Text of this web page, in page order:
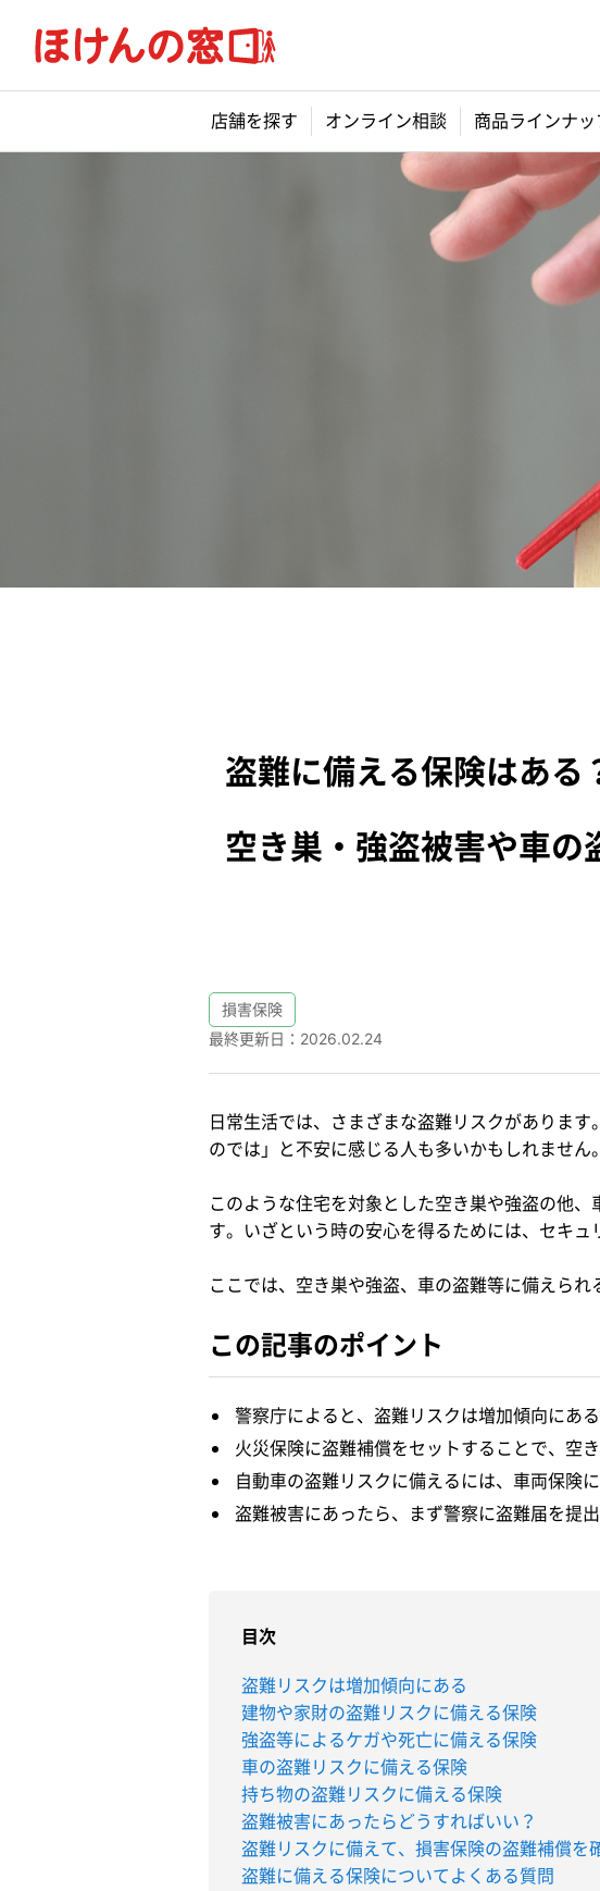
店舗を探す オンライン相談 商品ラインナッ
盗難に備える保険はある
空き巣・強盗被害や車の
損害保険
最終更新日： 2026.02.24
日常生活では、さまざまな盗難リスクがありま
のでは」と不安に感じる人も多いかもしれません。
このような住宅を対象とした空き巣や強盗の他
す。いざという時の安心を得るためには、セキ
ここでは、空き巣や強盗、車の盗難等に備えられ
この記事のポイント
警察庁によると、盗難リスクは増加傾向にある
火災保険に盗難補償をセットすることで、空
自動車の盗難リスクに備えるには、車両保険
盗難被害にあったら、まず警察に盗難届を提
目次
盗難リスクは増加傾向にある
建物や家財の盗難リスクに備える保険
強盗等によるケガや死亡に備える保険
車の盗難リスクに備える保険
持ち物の盗難リスクに備える保険
盗難被害にあったらどうすればいい？
盗難リスクに備えて、損害保険の盗難補償を
盗難に備える保険についてよくある質問